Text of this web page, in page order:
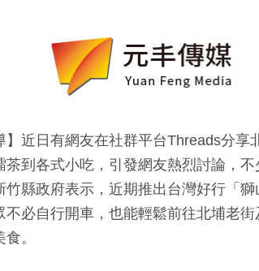
】近日有網友在社群平台Threads分享
到各式小吃，引發網友熱烈討論，
縣政府表示，近期推出台灣好行「
必自行開車，也能輕鬆前往北埔老
。